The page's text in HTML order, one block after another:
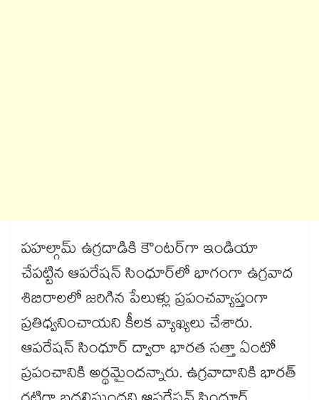
పహల్గామ్ ఉగ్రదాడికి కౌంటర్‎గా ఇండియా
చేపట్టిన ఆపరేషన్ సింధూర్‎లో భాగంగా ఉగ్రవాద
శిబిరాలలో జరిగిన పేలుళ్లు ప్రపంచవ్యాప్తంగా
ప్రతిధ్వనించాయని కీలక వ్యాఖ్యలు చేశారు.
ఆపరేషన్ సింధూర్ ద్వారా భారత సత్తా ఏంటో
ప్రపంచానికి అర్థమైందన్నారు. ఉగ్రవాదానికి భారత్